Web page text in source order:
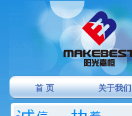
首 页 关于我们